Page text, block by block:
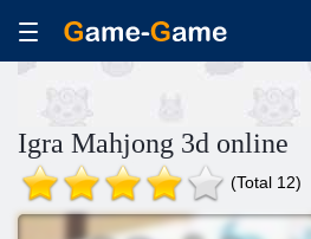
Igra Mahjong 3d online
(Total 12)